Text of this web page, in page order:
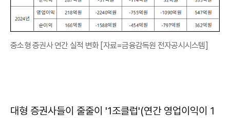
중소형 증권사 연간 실적 변화 [자료=금융감독원 전자공시시스템]
대형 증권사들이 줄줄이 '1조클럽'(연간 영업이익이 1